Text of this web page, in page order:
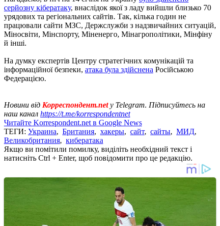
серйозну кібератаку, внаслідок якої з ладу вийшли близько 70
урядових та регіональних сайтів. Так, кілька годин не
працювали сайти МЗС, Держслужби з надзвичайних ситуацій,
Міносвіти, Мінспорту, Міненерго, Мінагрополітики, Мінфіну
й інші.
На думку експертів Центру стратегічних комунікацій та
інформаційної безпеки, атака була здійснена Російською
Федерацією.
Новини від Корреспондент.netу Telegram. Підписуйтесь на
наш канал https://t.me/korrespondentnet
Читайте Korrespondent.net в Google News
ТЕГИ: Украина, Британия, хакеры, сайт, сайты, МИД,
Великобритания, кибератака
Якщо ви помітили помилку, виділіть необхідний текст і
натисніть Ctrl + Enter, щоб повідомити про це редакцію.